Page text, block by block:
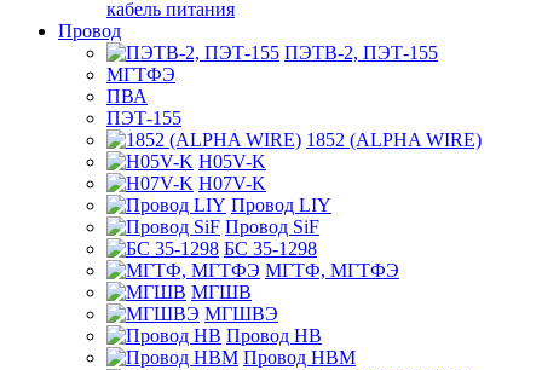
кабель питания
Провод
ПЭТВ-2, ПЭТ-155
МГТФЭ
ПВА
ПЭТ-155
1852 (ALPHA WIRE)
H05V-K
H07V-K
Провод LIY
Провод SiF
БС 35-1298
МГТФ, МГТФЭ
МГШВ
МГШВЭ
Провод НВ
Провод НВМ